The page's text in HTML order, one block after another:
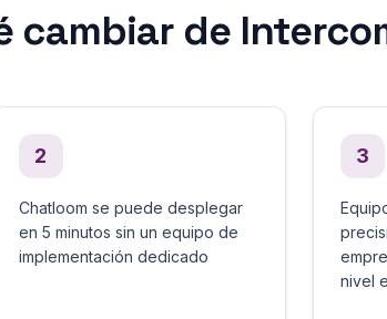
cambiar de
2
Chatloom se puede desplegar
en 5 minutos sin un equipo de
implementación dedicado
3
nivel